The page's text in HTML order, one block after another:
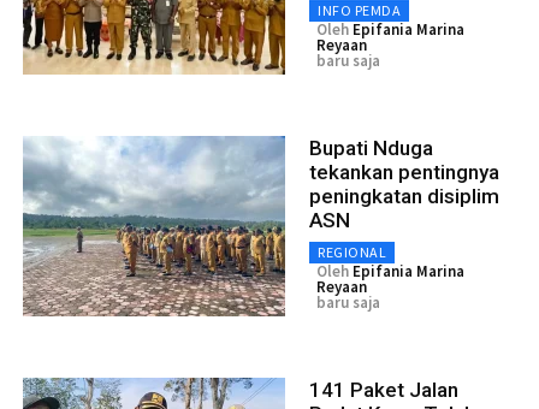
INFO PEMDA
Oleh Epifania Marina
Reyaan
baru saja
Bupati Nduga
tekankan pentingnya
peningkatan disiplim
ASN
REGIONAL
Oleh Epifania Marina
Reyaan
baru saja
141 Paket Jalan